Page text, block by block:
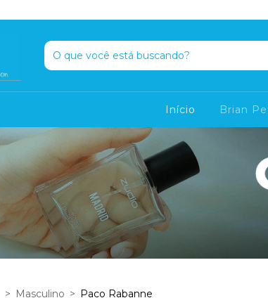
Início Brian
> Masculino > Paco Rabanne